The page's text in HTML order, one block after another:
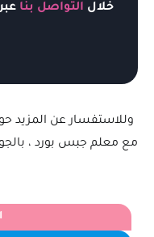
خلال التواصل بنا
وللاستفسار عن المزيد
مع معلم جبس بورد ،